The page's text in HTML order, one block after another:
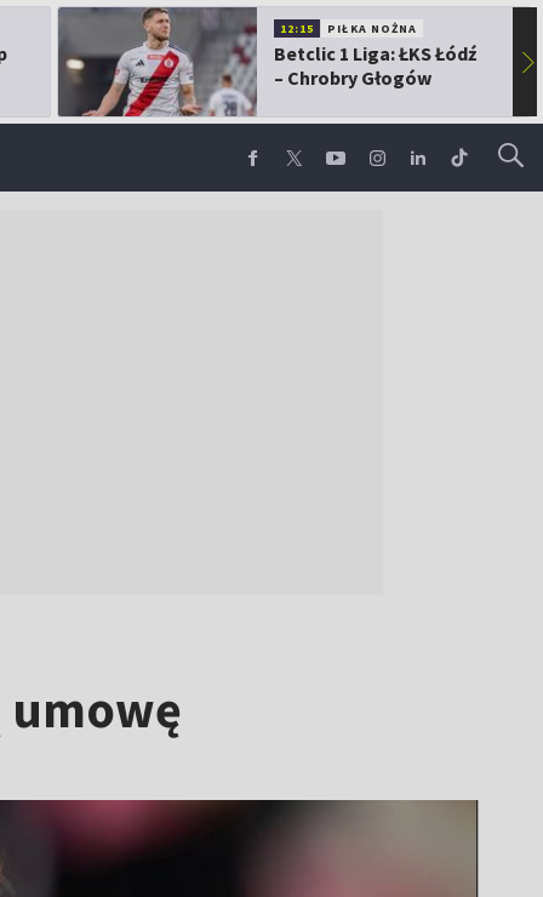
12:15 PIŁKA NOŻNA
Betclic 1 Liga: ŁKS Łódź
– Chrobry Głogów
▶
umowę